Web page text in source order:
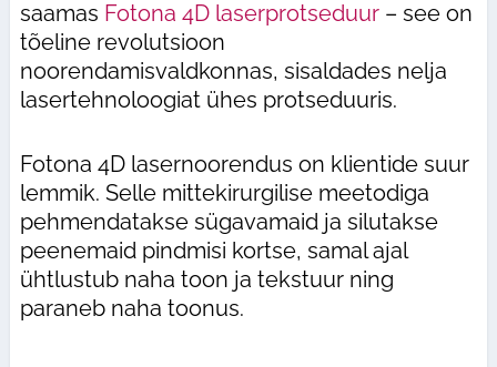
saamas Fotona 4D laserprotseduur– see on
tõeline revolutsioon
noorendamisvaldkonnas, sisaldades nelja
lasertehnoloogiat ühes protseduuris.
Fotona 4D lasernoorendus on klientide suur
lemmik. Selle mittekirurgilise meetodiga
pehmendatakse sügavamaid ja silutakse
peenemaid pindmisi kortse, samal ajal
ühtlustub naha toon ja tekstuur ning
paraneb naha toonus.